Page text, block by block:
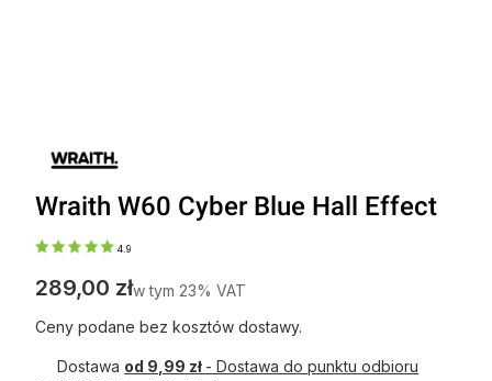
Wraith W60 Cyber Blue Hall Effect
4.9
Cena
289,00 złw tym 23% VAT
w tym 23% VAT
Ceny podane bez kosztów dostawy.
Dostawa od 9,99 zł - Dostawa do punktu odbioru